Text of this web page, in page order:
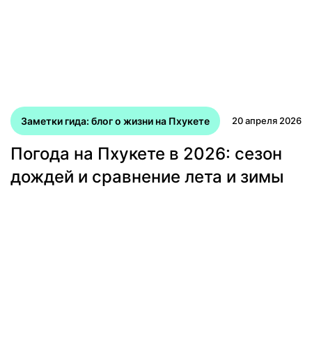
Заметки гида: блог о жизни на Пхукете 20 апреля 2026
Погода на Пхукете в 2026: сезон
дождей и сравнение лета и зимы